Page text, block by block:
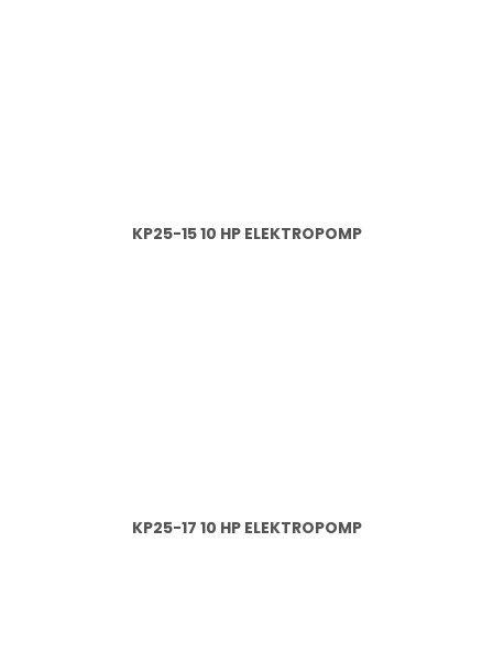
KP25-15 10 HP ELEKTROPOMP
KP25-17 10 HP ELEKTROPOMP